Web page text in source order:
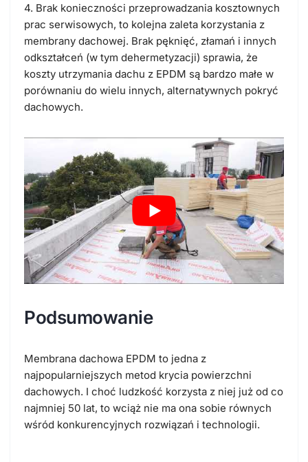
4. Brak konieczności przeprowadzania kosztownych
prac serwisowych, to kolejna zaleta korzystania z
membrany dachowej. Brak pęknięć, złamań i innych
odkształceń (w tym dehermetyzacji) sprawia, że
koszty utrzymania dachu z EPDM są bardzo małe w
porównaniu do wielu innych, alternatywnych pokryć
dachowych.
Podsumowanie
Membrana dachowa EPDM to jedna z
najpopularniejszych metod krycia powierzchni
dachowych. I choć ludzkość korzysta z niej już od co
najmniej 50 lat, to wciąż nie ma ona sobie równych
wśród konkurencyjnych rozwiązań i technologii.